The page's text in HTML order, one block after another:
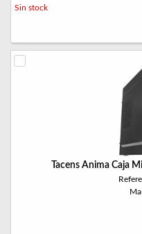
Sin stock
Tacens Anima Caja